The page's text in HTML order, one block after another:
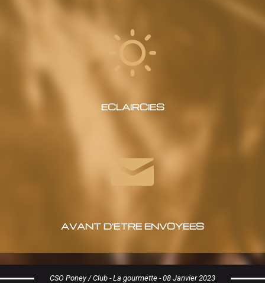
ECLAIRCIES
AVANT D'ETRE ENVOYEES
CSO Poney / Club - La gourmette - 08 Janvier 2023